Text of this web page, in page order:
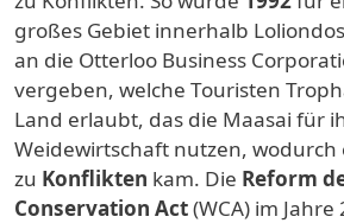
großes Gebiet innerhalb
an die Otterloo Business
vergeben, welche Touristen
Land erlaubt, das die Maasai für
Weidewirtschaft nutzen, wodurch
zu Konflikten kam. Die Reform
Conservation Act(WCA) im